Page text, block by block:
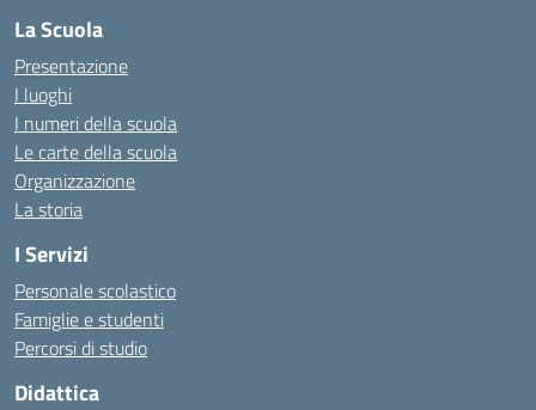
La Scuola
Presentazione
I luoghi
I numeri della scuola
Le carte della scuola
Organizzazione
La storia
I Servizi
Personale scolastico
Famiglie e studenti
Percorsi di studio
Didattica